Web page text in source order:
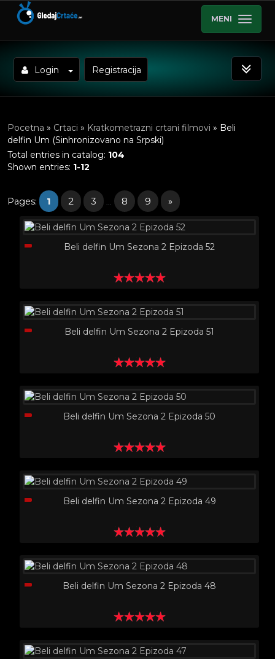
MENI
Login Registracija
Pocetna » Crtaci » Kratkometrazni crtani filmovi » Beli
delfin Um (Sinhronizovano na Srpski)
Total entries in catalog: 104
Shown entries: 1-12
Pages: 1 2 3 ... 8 9 »
Beli delfin Um Sezona 2 Epizoda 52
Beli delfin Um Sezona 2 Epizoda 51
Beli delfin Um Sezona 2 Epizoda 50
Beli delfin Um Sezona 2 Epizoda 49
Beli delfin Um Sezona 2 Epizoda 48